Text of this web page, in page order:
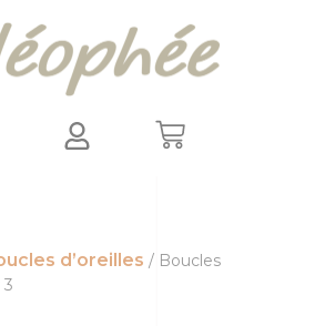
d’oreilles / Boucles
3